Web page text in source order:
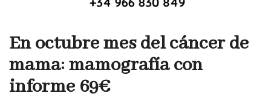
En octubre mes del cáncer de
mama: mamografía con
informe 69€